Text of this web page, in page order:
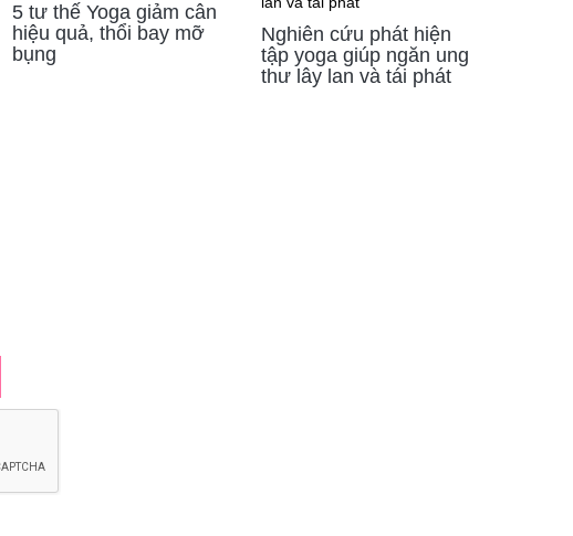
5 tư thế Yoga giảm cân
hiệu quả, thổi bay mỡ
bụng
Nghiên cứu phát hiện
tập yoga giúp ngăn ung
thư lây lan và tái phát